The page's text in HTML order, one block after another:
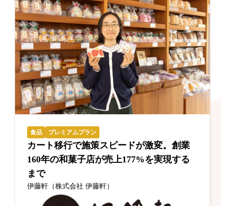
食品 プレミアムプラン
カート移行で施策スピードが激変。創業
160年の和菓子店が売上177%を実現する
まで
伊藤軒（株式会社 伊藤軒）